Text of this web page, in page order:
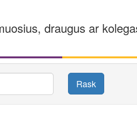
draugus ar
Rask